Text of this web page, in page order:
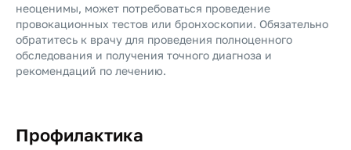
неоценимы, может потребоваться проведение
провокационных тестов или бронхоскопии. Обязательно
обратитесь к врачу для проведения полноценного
обследования и получения точного диагноза и
рекомендаций по лечению.
Профилактика